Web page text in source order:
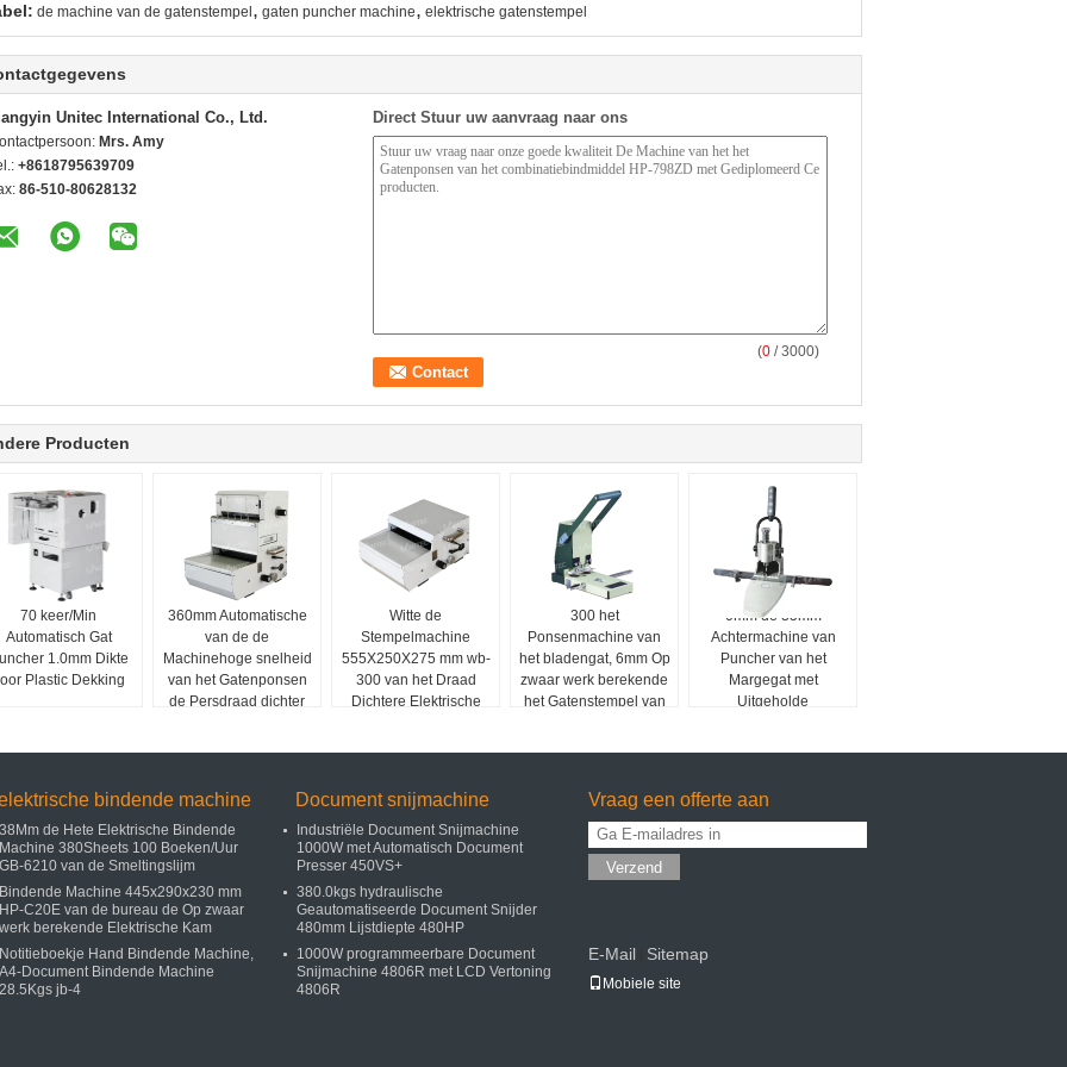
de machine van de gatenstempel , gaten puncher machine, elektrische gatenstempel
Unitec International Co., Ltd.
Mrs. Amy
+8618795639709
86-510-80628132
Direct Stuur uw aanvraag naar ons
(0 / 3000)
Producten
70 keer/Min
Automatisch Gat
1.0mm Dikte
Plastic Dekking
360mm Automatische
van de de
Machinehoge snelheid
van het Gatenponsen
de Persdraad dichter
Witte de
Stempelmachine
555X250X275 mm wb-
300 van het Draad
Dichtere Elektrische
300 het
Ponsenmachine van
het bladengat, 6mm Op
zwaar werk berekende
het Gatenstempel van
0mm de 35mm
Achtermachine van
Puncher van het
Margegat met
Uitgeholde
bindende machine
38Mm de Hete Elektrische Bindende
Machine 380Sheets 100 Boeken/Uur
GB-6210 van de Smeltingslijm
Bindende Machine 445x290x230 mm
HP-C20E van de bureau de Op zwaar
werk berekende Elektrische Kam
Notitieboekje Hand Bindende Machine,
A4-Document Bindende Machine
28.5Kgs jb-4
Document snijmachine
Industriële Document Snijmachine
1000W met Automatisch Document
Presser 450VS+
380.0kgs hydraulische
Geautomatiseerde Document Snijder
480mm Lijstdiepte 480HP
1000W programmeerbare Document
Snijmachine 4806R met LCD Vertoning
4806R
Vraag een offerte aan
Verzend
E-Mail Sitemap
Mobiele site